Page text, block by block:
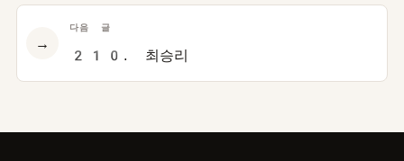
다음 글
210. 최승리
→